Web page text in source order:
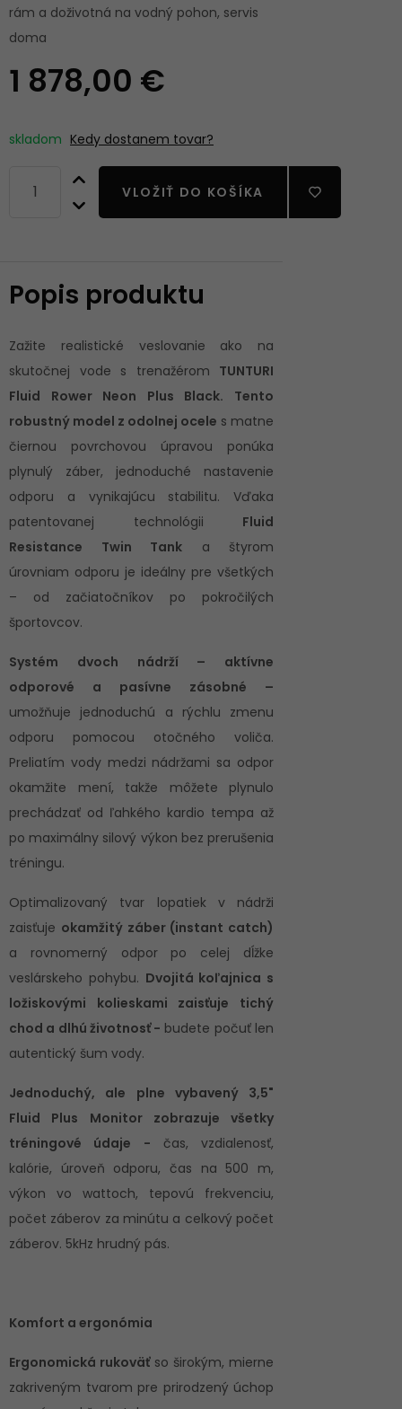
rám a doživotná na vodný pohon, servis
doma
1 878,00 €
skladom Kedy dostanem tovar?
VLOŽIŤ DO KOŠÍKA
Popis produktu
Zažite realistické veslovanie ako na
skutočnej vode s trenažérom TUNTURI
Fluid Rower Neon Plus Black. Tento
robustný model z odolnej ocele s matne
čiernou povrchovou úpravou ponúka
plynulý záber, jednoduché nastavenie
odporu a vynikajúcu stabilitu. Vďaka
patentovanej technológii Fluid
Resistance Twin Tank a štyrom
úrovniam odporu je ideálny pre všetkých
– od začiatočníkov po pokročilých
športovcov.
Systém dvoch nádrží – aktívne
odporové a pasívne zásobné –
umožňuje jednoduchú a rýchlu zmenu
odporu pomocou otočného voliča.
Preliatím vody medzi nádržami sa odpor
okamžite mení, takže môžete plynulo
prechádzať od ľahkého kardio tempa až
po maximálny silový výkon bez prerušenia
tréningu.
Optimalizovaný tvar lopatiek v nádrži
zaisťuje okamžitý záber (instant catch)
a rovnomerný odpor po celej dĺžke
veslárskeho pohybu. Dvojitá koľajnica s
ložiskovými kolieskami zaisťuje tichý
chod a dlhú životnosť - budete počuť len
autentický šum vody.
Jednoduchý, ale plne vybavený 3,5"
Fluid Plus Monitor zobrazuje všetky
tréningové údaje - čas, vzdialenosť,
kalórie, úroveň odporu, čas na 500 m,
výkon vo wattoch, tepovú frekvenciu,
počet záberov za minútu a celkový počet
záberov. 5kHz hrudný pás.
Komfort a ergonómia
Ergonomická rukoväť so širokým, mierne
zakriveným tvarom pre prirodzený úchop